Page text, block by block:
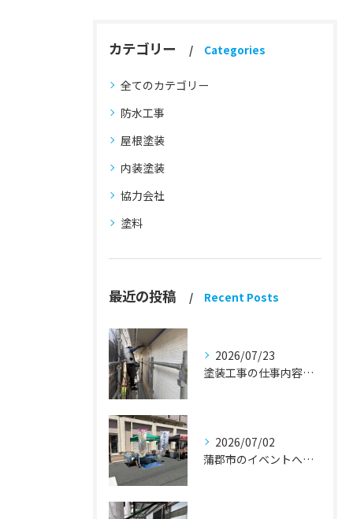
カテゴリー Categories
全てのカテゴリー
防水工事
屋根塗装
内装塗装
協力会社
塗料
最近の投稿 Recent Posts
2026/07/23
塗装工事の仕事内容『蒲郡市・岡崎市 外壁塗装・屋根塗装・雨漏り修理』
2026/07/02
蒲郡市のイベントへ出店しました！『外壁塗装・屋根塗装・雨漏り修理』